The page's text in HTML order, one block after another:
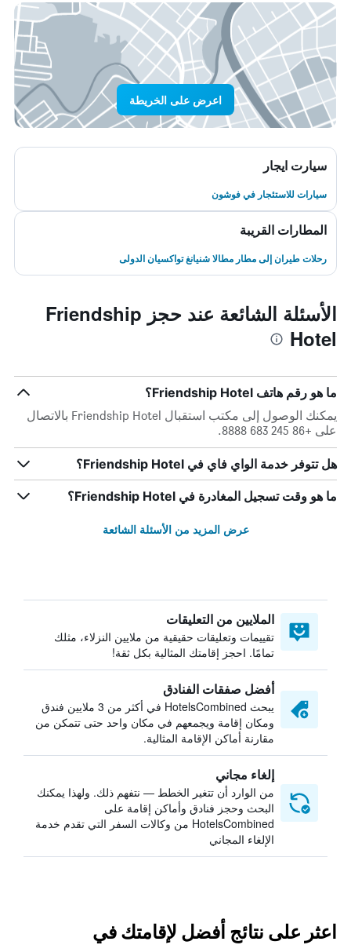
اعرض على الخريطة
سيارت ايجار
سيارات للاستئجار في فوشون
المطارات القريبة
رحلات طيران إلى مطار مطالا شنيانغ تواكسيان الدولى
الأسئلة الشائعة عند حجز Friendship
Hotel
ما هو رقم هاتف Friendship Hotel؟
يمكنك الوصول إلى مكتب استقبال Friendship Hotel بالاتصال
على +86 245 683 8888.
هل تتوفر خدمة الواي فاي في Friendship Hotel؟
ما هو وقت تسجيل المغادرة في Friendship Hotel؟
عرض المزيد من الأسئلة الشائعة
الملايين من التعليقات
تقييمات وتعليقات حقيقية من ملايين النزلاء، مثلك
تمامًا. احجز إقامتك المثالية بكل ثقة!
أفضل صفقات الفنادق
يبحث HotelsCombined في أكثر من 3 ملايين فندق
ومكان إقامة ويجمعهم في مكان واحد حتى تتمكن من
مقارنة أماكن الإقامة المثالية.
إلغاء مجاني
من الوارد أن تتغير الخطط — نتفهم ذلك. ولهذا يمكنك
البحث وحجز فنادق وأماكن إقامة على
HotelsCombined من وكالات السفر التي تقدم خدمة
الإلغاء المجاني
اعثر على نتائج أفضل لإقامتك في